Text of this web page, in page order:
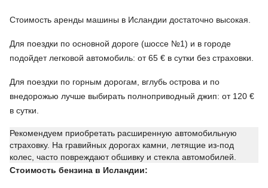
Стоимость аренды машины в Исландии достаточно высокая.
Для поездки по основной дороге (шоссе №1) и в городе
подойдет легковой автомобиль: от 65 € в сутки без страховки.
Для поездки по горным дорогам, вглубь острова и по
внедорожью лучше выбирать полноприводный джип: от 120 €
в сутки.
Рекомендуем приобретать расширенную автомобильную
страховку. На гравийных дорогах камни, летящие из-под
колес, часто повреждают обшивку и стекла автомобилей.
Стоимость бензина в Исландии: